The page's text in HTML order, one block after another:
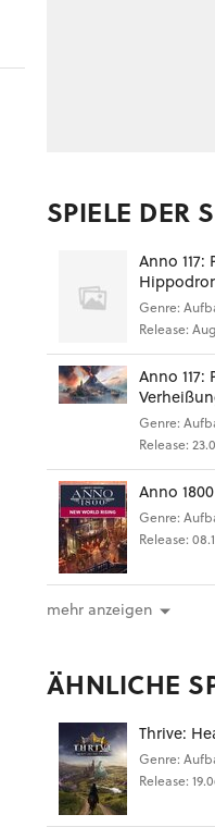
SPIELE DER
Anno 117:
Genre:
Release:
Anno 117:
Genre:
Release:
Anno
Genre:
Release:
mehr anzeigen
ÄHNLICHE
Thrive:
Genre:
Release: